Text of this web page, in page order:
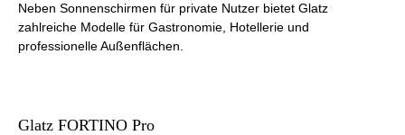
Neben Sonnenschirmen für private Nutzer bietet Glatz
zahlreiche Modelle für Gastronomie, Hotellerie und
professionelle Außenflächen.
Glatz FORTINO Pro